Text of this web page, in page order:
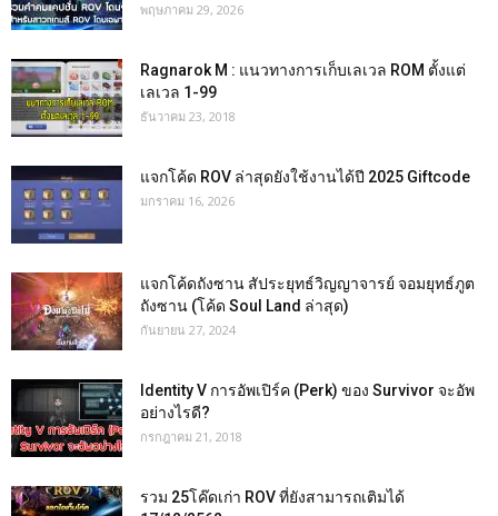
พฤษภาคม 29, 2026
Ragnarok M : แนวทางการเก็บเลเวล ROM ตั้งแต่
เลเวล 1-99
ธันวาคม 23, 2018
แจกโค้ด ROV ล่าสุดยังใช้งานได้ปี 2025 Giftcode
มกราคม 16, 2026
แจกโค้ดถังซาน สัประยุทธ์วิญญาจารย์ จอมยุทธ์ภูต
ถังซาน (โค้ด Soul Land ล่าสุด)
กันยายน 27, 2024
Identity V การอัพเปิร์ค (Perk) ของ Survivor จะอัพ
อย่างไรดี?
กรกฎาคม 21, 2018
รวม 25โค๊ดเก่า ROV ที่ยังสามารถเติมได้